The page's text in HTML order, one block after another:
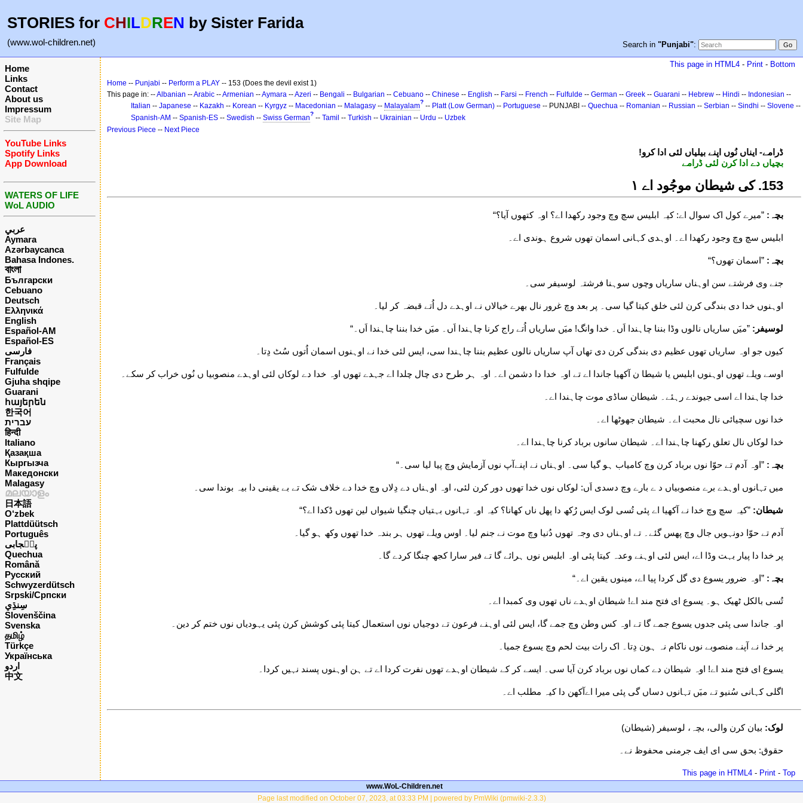
STORIES for CHILDREN by Sister Farida
(www.wol-children.net) Search in "Punjabi":
Home
Links
Contact
About us
Impressum
Site Map
YouTube Links
Spotify Links
App Download
WATERS OF LIFE
WoL AUDIO
عربي
Aymara
Azərbaycanca
Bahasa Indones.
বাংলা
Български
Cebuano
Deutsch
Ελληνικά
English
Español-AM
Español-ES
فارسی
Français
Fulfulde
Gjuha shqipe
Guarani
հայերեն
한국어
עברית
हिन्दी
Italiano
Қазақша
Кыргызча
Македонски
Malagasy
മലയാളം
日本語
O‘zbek
Plattdüütsch
Português
پن٘جابی
Quechua
Română
Русский
Schwyzerdütsch
Srpski/Српски
Slovenščina
Svenska
தமிழ்
Türkçe
Українська
اردو
中文
This page in HTML4 - Print - Bottom
Home -- Punjabi -- Perform a PLAY -- 153 (Does the devil exist 1)
This page in: --Albanian --Arabic --Armenian --Aymara --Azeri -- Bengali -- Bulgarian -- Cebuano -- Chinese -- English -- Farsi -- French -- Fulfulde -- German -- Greek -- Guarani -- Hebrew -- Hindi -- Indonesian --
Italian -- Japanese -- Kazakh -- Korean -- Kyrgyz -- Macedonian -- Malagasy -- Malayalam? -- Platt (Low German) -- Portuguese -- PUNJABI -- Quechua -- Romanian -- Russian -- Serbian -- Sindhi -- Slovene --
Spanish-AM -- Spanish-ES -- Swedish -- Swiss German? -- Tamil -- Turkish -- Ukrainian -- Urdu -- Uzbek
Previous Piece -- Next Piece
!ڈرامے- ایناں نُوں اپنے بیلیاں لئی ادا کرو
بچیاں دے ادا کرن لئی ڈرامے
351. کی شیطان موجُود اے ۱
بچہ: ”میرے کول اک سوال اے: کیہ ابلیس سچ وچ وجود رکھدا اے؟ اوہ کتھوں آیا؟“
ابلیس سچ وچ وجود رکھدا اے۔ اوہدی کہانی اسمان تھوں شروع ہوندی اے۔
بچہ: ”اسمان تھوں؟“
جنے وی فرشتے سن اوہناں ساریاں وچوں سوہنا فرشتہ لوسیفر سی۔
اوہنوں خدا دی بندگی کرن لئی خلق کیتا گیا سی۔ پر بعد وچ غرور نال بھرے خیالاں نے اوہدے دل اُتے قبضہ کر لیا۔
لوسیفر: ”میَں ساریاں نالوں وڈا بننا چاہندا اَں۔ خدا وانگ! میَں ساریاں اُتے راج کرنا چاہندا اَں۔ میَں خدا بننا چاہندا اَں۔“
کیوں جو اوہ ساریاں تھوں عظیم دی بندگی کرن دی تھاں آپ ساریاں نالوں عظیم بننا چاہندا سی، ایس لئی خدا نے اوہنوں اسمان اُتوں سُٹ دِتا۔
اوسے ویلے تھوں اوہنوں ابلیس یا شیطا ن آکھیا جاندا اے تے اوہ خدا دا دشمن اے۔ اوہ ہر طرح دی چال چلدا اے جہدے تھوں اوہ خدا دے لوکاں لئی اوہدے منصوبیا ں نُوں خراب کر سکے۔
خدا چاہندا اے اسی جیوندے رہئے۔ شیطان ساڈی موت چاہندا اے۔
خدا نوں سچیائی نال محبت اے۔ شیطان جھوٹھا اے۔
خدا لوکاں نال تعلق رکھنا چاہندا اے۔ شیطان سانوں برباد کرنا چاہندا اے۔
بچہ: ”اوہ آدم تے حوّا نوں برباد کرن وچ کامیاب ہو گیا سی۔ اوہناں نے اپنےآپ نوں آزمایش وچ پیا لیا سی۔“
میں تہانوں اوہدے برے منصوبیاں د ے بارے وچ دسدی اَں: لوکاں نوں خدا تھوں دور کرن لئی، اوہ اوہناں دے دِلاں وچ خدا دے خلاف شک تے بے یقینی دا بیہ بوندا سی۔
شیطان: ”کیہ سچ وچ خدا نے آکھیا اے پئی تُسی لوک ایس رُکھ دا پھل ناں کھانا؟ کیہ اوہ تہانوں بہتیاں چنگیا شیواں لین تھوں ڈکدا اے؟“
آدم تے حوّا دونہویں جال وچ پھس گئے۔ تے اوہناں دی وجہ تھوں دُنیا وچ موت نے جنم لیا۔ اوس ویلے تھوں ہر بندہ خدا تھوں وکھ ہو گیا۔
پر خدا دا پیار بہت وڈا اے، ایس لئی اوہنے وعدہ کیتا پئی اوہ ابلیس نوں ہرائے گا تے فیر سارا کجھ چنگا کردے گا۔
بچہ: ”اوہ ضرور یسوع دی گل کردا پیا اے، مینوں یقین اے۔“
تُسی بالکل ٹھیک ہو۔ یسوع ای فتح مند اے! شیطان اوہدے ناں تھوں وی کمبدا اے۔
اوہ جاندا سی پئی جدوں یسوع جمے گا تے اوہ کس وطن وچ جمے گا، ایس لئی اوہنے فرعون تے دوجیاں نوں استعمال کیتا پئی کوشش کرن پئی یہودیاں نوں ختم کر دین۔
پر خدا نے آپنے منصوبے نوں ناکام نہ ہون دِتا۔ اک رات بیت لحم وچ یسوع جمیا۔
یسوع ای فتح مند اے! اوہ شیطان دے کماں نوں برباد کرن آیا سی۔ ایسے کر کے شیطان اوہدے تھوں نفرت کردا اے تے ہن اوہنوں پسند نہیں کردا۔
اگلی کہانی سُنیو تے میَں تہانوں دساں گی پئی میرا اےآکھن دا کیہ مطلب اے۔
لوک: بیان کرن والی، بچہ، لوسیفر (شیطان)
حقوق: بحق سی ای ایف جرمنی محفوظ نے۔
This page in HTML4 - Print - Top
www.WoL-Children.net
Page last modified on October 07, 2023, at 03:33 PM | powered by PmWiki (pmwiki-2.3.3)